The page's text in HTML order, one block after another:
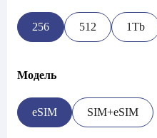
256 512 1Tb
Модель
eSIM SIM+eSIM